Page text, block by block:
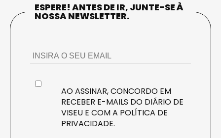
ESPERE! ANTES DE IR, JUNTE-SE À
NOSSA NEWSLETTER.
AO ASSINAR, CONCORDO EM
RECEBER E-MAILS DO DIÁRIO DE
VISEU E COM A POLÍTICA DE
PRIVACIDADE.